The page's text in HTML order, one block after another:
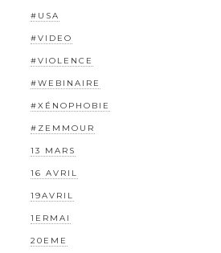
#USA
#VIDEO
#VIOLENCE
#WEBINAIRE
#XÉNOPHOBIE
#ZEMMOUR
13 MARS
16 AVRIL
19AVRIL
1ERMAI
20EME